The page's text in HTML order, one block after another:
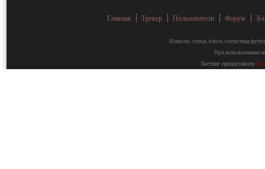
Главная Трекер Пользователи Форум
Новости, статьи, блоги, статистика
При использовании
Хостинг предоставлен